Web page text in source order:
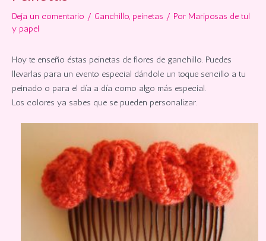
Deja un comentario / Ganchillo, peinetas / Por Mariposas de tul
y papel
Hoy te enseño éstas peinetas de flores de ganchillo. Puedes
llevarlas para un evento especial dándole un toque sencillo a tu
peinado o para el día a día como algo más especial.
Los colores ya sabes que se pueden personalizar.